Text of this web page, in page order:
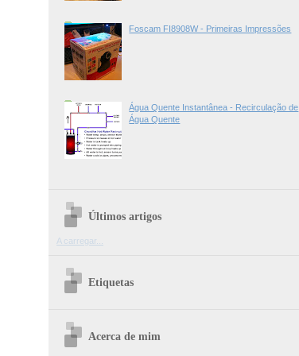
Foscam FI8908W - Primeiras Impressões
Água Quente Instantânea - Recirculação de
Água Quente
Últimos artigos
A carregar...
Etiquetas
Acerca de mim